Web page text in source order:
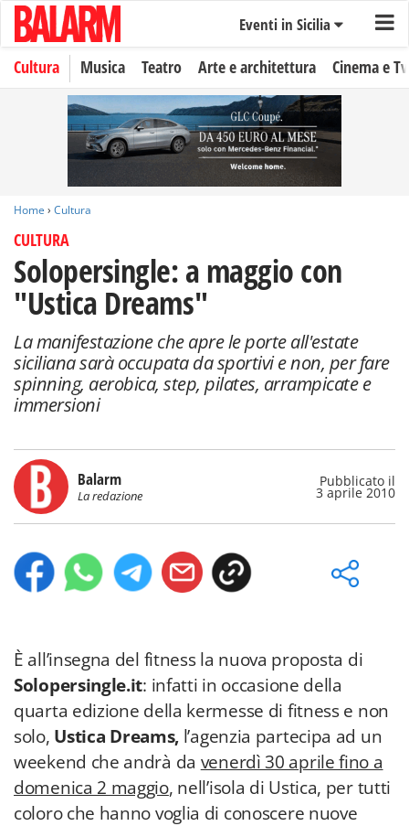
Eventi in Sicilia
Cultura Musica Teatro Arte e architettura Cinema e Tv
Home › Cultura
CULTURA
Solopersingle: a maggio con
"Ustica Dreams"
La manifestazione che apre le porte all'estate
siciliana sarà occupata da sportivi e non, per fare
spinning, aerobica, step, pilates, arrampicate e
immersioni
Balarm
La redazione
Pubblicato il
3 aprile 2010
È all’insegna del fitness la nuova proposta di
Solopersingle.it: infatti in occasione della
quarta edizione della kermesse di fitness e non
solo, Ustica Dreams, l’agenzia partecipa ad un
weekend che andrà da venerdì 30 aprile fino a
domenica 2 maggio, nell’isola di Ustica, per tutti
coloro che hanno voglia di conoscere nuove